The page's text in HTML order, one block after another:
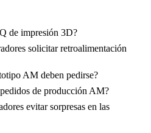
de impresión 3D?
solicitar retroalimentación
AM deben pedirse?
de producción AM?
evitar sorpresas en las